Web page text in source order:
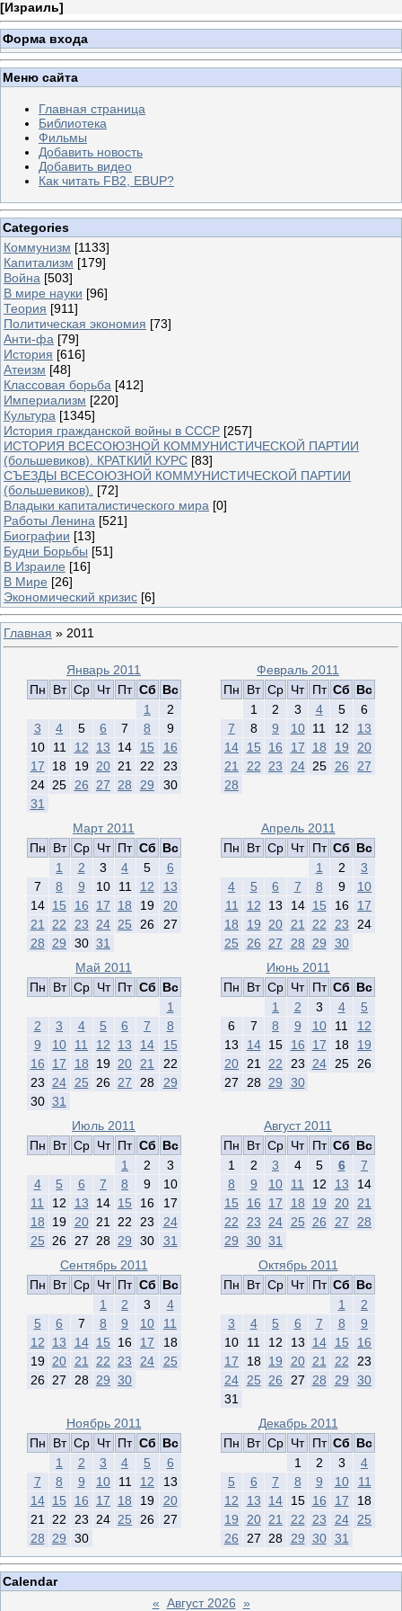
[Израиль]
Форма входа
Меню сайта
Главная страница
Библиотека
Фильмы
Добавить новость
Добавить видео
Как читать FB2, EBUP?
Categories
Коммунизм [1133]
Капитализм [179]
Война [503]
В мире науки [96]
Теория [911]
Политическая экономия [73]
Анти-фа [79]
История [616]
Атеизм [48]
Классовая борьба [412]
Империализм [220]
Культура [1345]
История гражданской войны в СССР [257]
ИСТОРИЯ ВСЕСОЮЗНОЙ КОММУНИСТИЧЕСКОЙ ПАРТИИ
(большевиков). КРАТКИЙ КУРС [83]
СЪЕЗДЫ ВСЕСОЮЗНОЙ КОММУНИСТИЧЕСКОЙ ПАРТИИ
(большевиков).
[72]
Владыки капиталистического мира [0]
Работы Ленина [521]
Биографии [13]
Будни Борьбы [51]
В Израиле [16]
В Мире [26]
Экономический кризис [6]
Главная » 2011
Январь 2011
Пн
Вт Ср Чт Пт Сб Вс
1
2
3
4 5 6 7 8
9
10
11 12 13 14 15
16
17
18 19 20 21 22
23
24 25 26 27 28 29
30
31
Февраль 2011
Пн
Вт Ср Чт Пт Сб Вс
1
2 3 4 5
6
7
8 9 10 11 12
13
14
15 16 17 18 19
20
21
22 23 24 25 26
27
28
Март 2011
Пн
Вт Ср Чт Пт Сб Вс
1
2 3 4 5
6
7
8 9 10 11 12
13
14 15 16 17 18 19
20
21
22 23 24 25 26
27
28
29 30 31
Апрель 2011
Пн
Вт Ср Чт Пт Сб Вс
1
2
3
4
5 6 7 8 9
10
11
12 13 14 15 16
17
18
19 20 21 22 23
24
25
26 27 28 29
30
Май 2011
Пн
Вт Ср Чт Пт Сб Вс
1
2
3 4 5 6 7
8
9
10 11 12 13 14
15
16
17 18 19 20 21
22
23
24 25 26 27 28
29
30 31
Июнь 2011
Пн
Вт Ср Чт Пт Сб Вс
1
2 3 4
5
6
7 8 9 10 11
12
13
14 15 16 17 18
19
20
21 22 23 24 25
26
27
28 29 30
Июль 2011
Пн
Вт Ср Чт Пт Сб Вс
1
2
3
4
5 6 7 8 9
10
11
12 13 14 15 16
17
18
19 20 21 22 23
24
25
26 27 28 29 30 31
Август 2011
Пн
Вт Ср Чт Пт Сб Вс
1
2 3 4 5 6
7
8
9 10 11 12 13
14
15
16 17 18 19 20
21
22
23 24 25 26 27
28
29
30 31
Сентябрь 2011
Пн
Вт Ср Чт Пт Сб Вс
1
2 3
4
5
6 7 8 9 10
11
12
13 14 15 16 17
18
19 20 21 22 23 24
25
26 27 28 29 30
Октябрь 2011
Пн
Вт Ср Чт Пт Сб Вс
1
2
3
4 5 6 7 8
9
10
11 12 13 14 15
16
17
18 19 20 21 22
23
24
25 26 27 28 29
30
31
Ноябрь 2011
Пн
Вт Ср Чт Пт Сб Вс
1
2 3 4 5
6
7
8 9 10 11 12
13
14 15 16 17 18 19
20
21
22 23 24 25 26
27
28
29 30
Декабрь 2011
Пн
Вт Ср Чт Пт Сб Вс
1
2 3
4
5
6 7 8 9 10
11
12
13 14 15 16 17
18
19
20 21 22 23 24
25
26
27 28 29 30 31
Calendar
« Август 2026 »